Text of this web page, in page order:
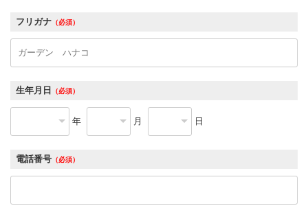
フリガナ （必須）
生年月日 （必須）
年 月 日
電話番号 （必須）